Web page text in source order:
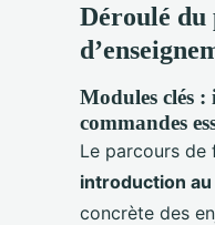
Déroulé du
Modules clés
commandes
Le parcours
introduction
concrète des